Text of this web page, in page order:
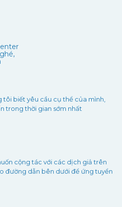
biết yêu cầu cụ thể của mình,
trong thời gian sớm nhất
cộng tác với các dịch giả trên
đường dẫn bên dưới để ứng tuyển